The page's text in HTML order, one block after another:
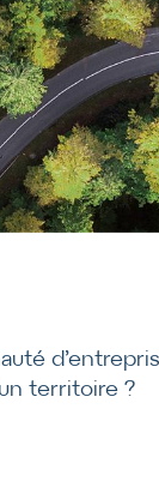
territoire ?